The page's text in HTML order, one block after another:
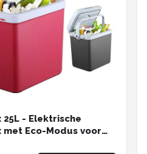
25L - Elektrische
met Eco-Modus voor